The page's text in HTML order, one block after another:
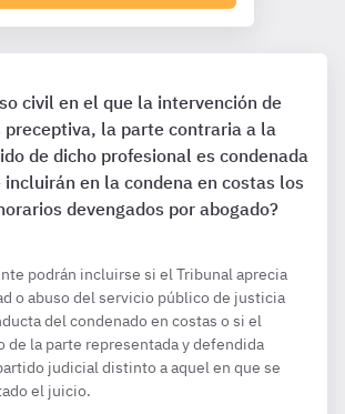
civil en el que la intervención de
preceptiva, la parte contraria a la
de dicho profesional es condenada
incluirán en la condena en costas los
devengados por abogado?
podrán incluirse si el Tribunal aprecia
o abuso del servicio público de justicia
del condenado en costas o si el
de la parte representada y defendida
judicial distinto a aquel en que se
el juicio.